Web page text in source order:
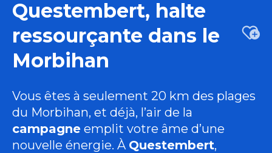
Questembert, halte
ressourçante dans le
Morbihan
Vous êtes à seulement 20 km des plages
du Morbihan, et déjà, l’air de la
campagne emplit votre âme d’une
nouvelle énergie. À Questembert,